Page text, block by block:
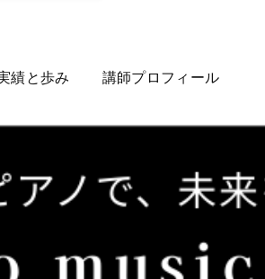
績と歩み 講師プロフィール